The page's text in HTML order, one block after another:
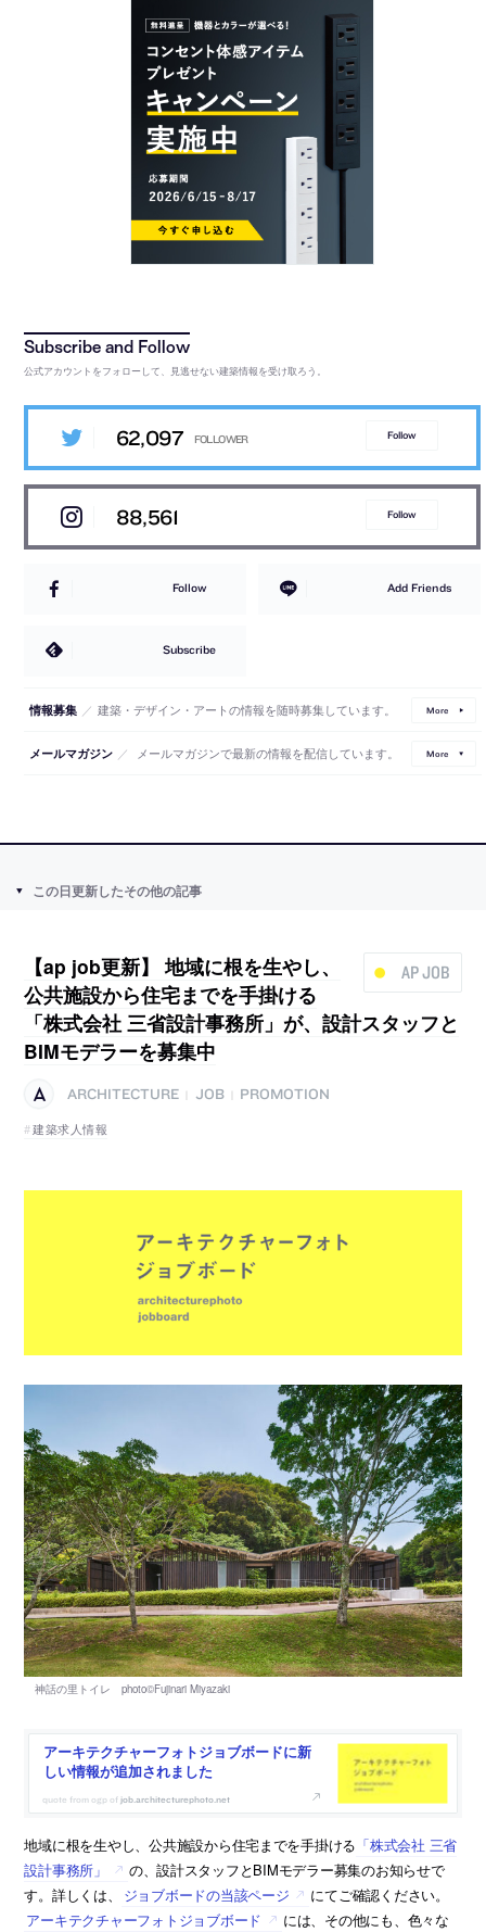
公式アカウントをフォローして、見逃せない建築情報を受け取ろう。
62,097 Follow
88,561 Follow
Follow Add Friends
Subscribe
情報募集 ／ 建築・デザイン・アートの情報を随時募集しています。 More
メールマガジン ／ メールマガジンで最新の情報を配信しています。 More
この日更新したその他の記事
AP JOB
【ap job更新】 地域に根を生やし、
公共施設から住宅までを手掛ける
「株式会社 三省設計事務所」が、設計スタッフと
BIMモデラーを募集中
ARCHITECTURE JOB
PROMOTION
建築求人情報
アーキテクチャーフォトジョブボードに新
しい情報が追加されました
job.architecturephoto.net
地域に根を生やし、公共施設から住宅までを手掛ける 「株式会社 三省
設計事務所」
の、設計スタッフとBIMモデラー募集のお知らせで
す。詳しくは、
ジョブボードの当該ページ
にてご確認ください。
アーキテクチャーフォトジョブボード
には、その他にも、色々な